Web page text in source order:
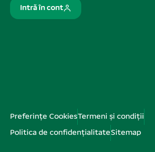
Intră în cont
Preferințe CookiesTermeni și condiții
Politica de confidențialitateSitemap